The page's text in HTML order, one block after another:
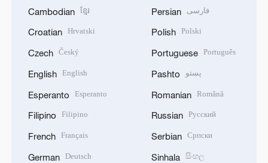
Cambodian ខ្មែរ
Croatian Hrvatski
Czech Český
English English
Esperanto Esperanto
Filipino Filipino
French Français
German Deutsch
Persian فارسی
Polish Polski
Portuguese Português
Pashto پښتو
Romanian Română
Russian Русский
Serbian Српски
Sinhala සිංහල